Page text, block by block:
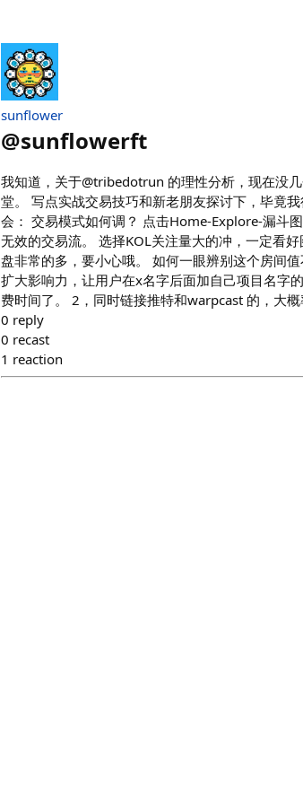
sunflower
@sunflowerft
我知道，关于@tribedotrun 的理性分析，现在没
堂。 写点实战交易技巧和新老朋友探讨下，毕竟
会： 交易模式如何调？ 点击Home-Explore-漏斗
无效的交易流。 选择KOL关注量大的冲，一定看
盘非常的多，要小心哦。 如何一眼辨别这个房间
扩大影响力，让用户在x名字后面加自己项目名字
费时间了。 2，同时链接推特和warpcast 的，大
0 reply
0 recast
1 reaction